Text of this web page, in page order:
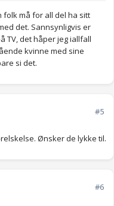
folk må for all del ha sitt
det. Sannsynligvis er
TV, det håper jeg iallfall
kvinne med sine
si det.
#5
Ønsker de lykke til.
#6